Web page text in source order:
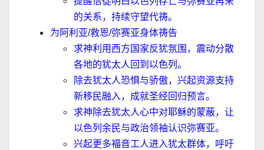
的关系，持续守望代祷。
为阿利亚/救恩/弥赛亚身体祷告
求神利用西方国家反犹氛围，震动分散
各地的犹太人回到以色列。
除去犹太人恐惧与骄傲，兴起资源支持
新移民融入，成就圣经回归预言。
求神除去犹太人心中对耶稣的蒙蔽，让
以色列余民与政治领袖认识弥赛亚。
兴起更多福音工人进入犹太群体，呼吁